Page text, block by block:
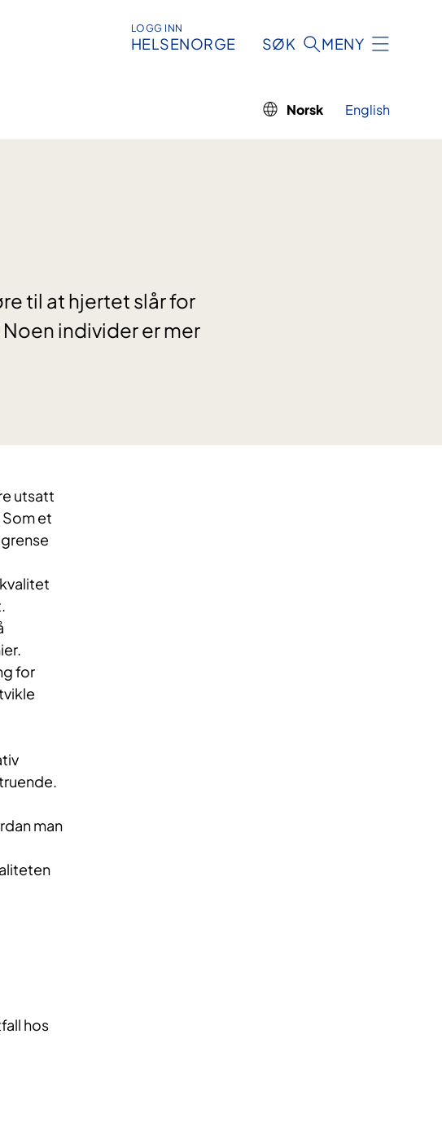
LOGG INN
HELSENORGE SØK MENY
Norsk English
til at hjertet slår for
individer er mer
utsatt
et
for
man
hos